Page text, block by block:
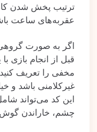
ترتیب پخش شدن
عقربه‌های ساعت
اگر به صورت گروهی
قبل از انجام بازی
مخفی را تعریف کنید.
غیرکلامنی باشد و
این کد می‌تواند
چشم، خاراندن گوش